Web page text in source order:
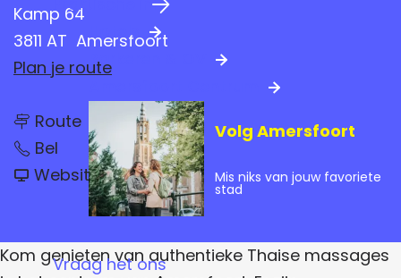
Hotels
Parkeren & OV
Volg Amersfoort
Mis niks van jouw favoriete
stad
Vraag het ons
Kamp 64
3811 AT Amersfoort
Plan je routen
r
H
o
n
Routen
a
a
r
H
o
a
g
H
Bel
a
u
o
n
Websitev
a
n
H
a
n
Kom genieten van authentieke Thaise massages